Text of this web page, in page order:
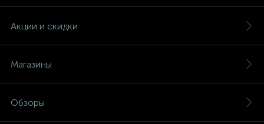
Акции и скидки
Магазины
Обзоры